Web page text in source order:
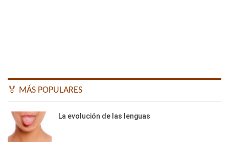
🏅 MÁS POPULARES
La evolución de las lenguas